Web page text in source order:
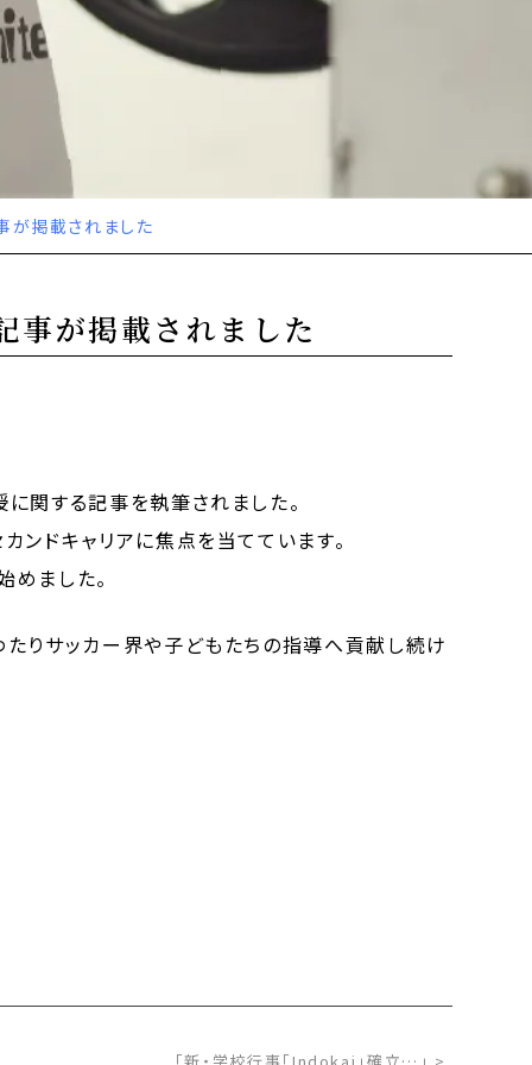
が掲載されました
事が掲載されました
関する記事を執筆されました。
ドキャリアに焦点を当てています。
ました。
りサッカー界や子どもたちの指導へ貢献し続け